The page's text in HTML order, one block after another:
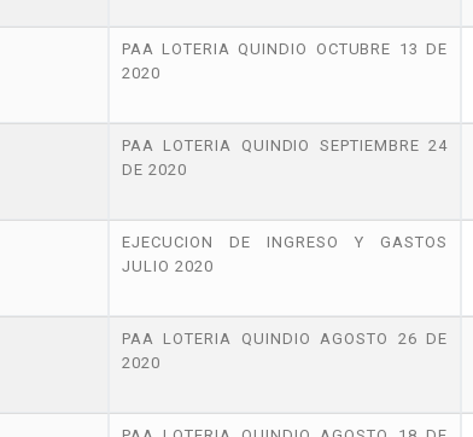
PAA LOTERIA QUINDIO OCTUBRE 13 DE
2020
PAA LOTERIA QUINDIO SEPTIEMBRE 24
DE 2020
EJECUCION DE INGRESO Y GASTOS
JULIO 2020
PAA LOTERIA QUINDIO AGOSTO 26 DE
2020